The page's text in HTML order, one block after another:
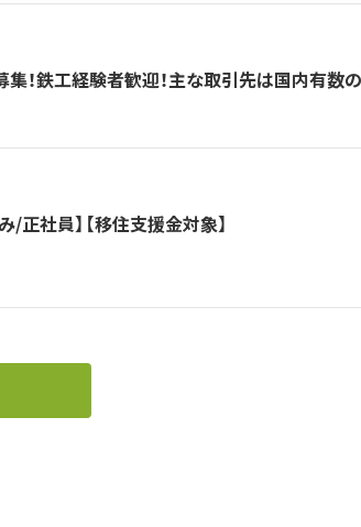
集！鉄工経験者歓迎！主な取引先は国内有数
正社員】【移住支援金対象】